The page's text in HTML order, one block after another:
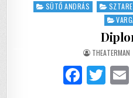
SÜTŐ ANDRÁS
AUTHOR:
THEATERMAN
F T